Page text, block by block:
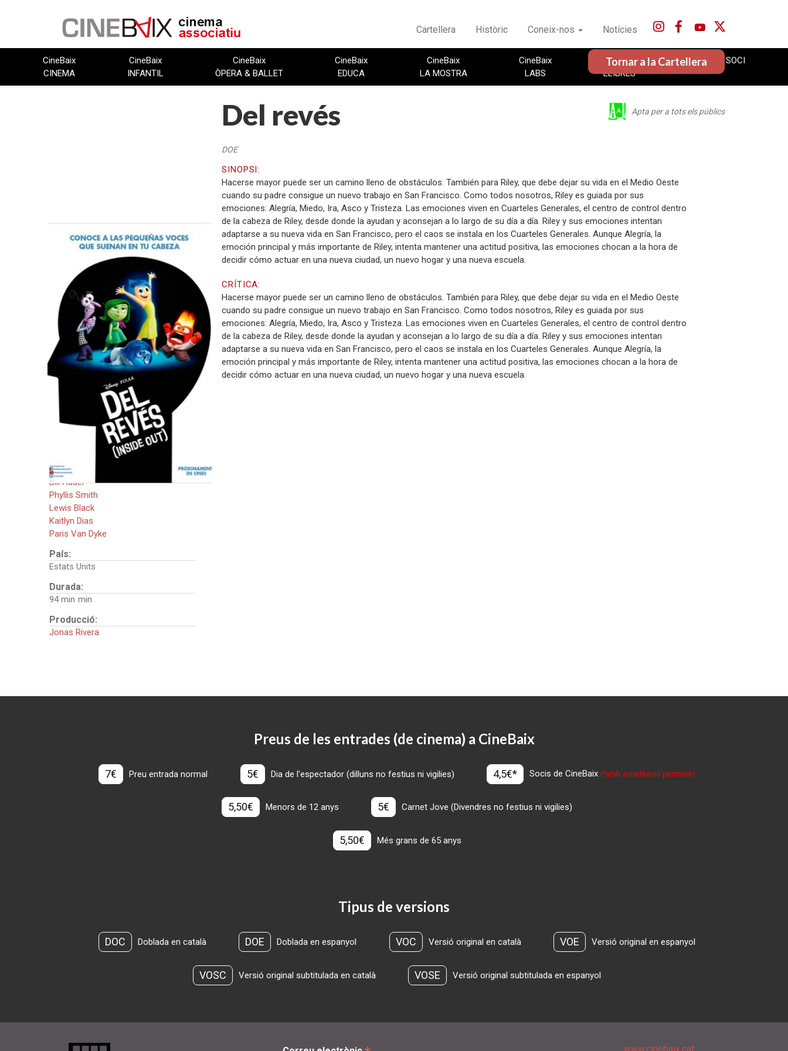
Cartellera Històric Coneix-nos Notícies
CineBaix
CINEMA
CineBaix
INFANTIL
CineBaix
ÒPERA & BALLET
CineBaix
EDUCA
CineBaix
LA MOSTRA
CineBaix
LABS
CineBaix
LLIBRES
FES-TE'N SOCI
Del revés
Tornar a la Cartellera
DOE
Apta per a tots els públics
FITXA TÈCNICA
Descarrega la fitxa en PDF
Descarrega la fitxa en PDF
Direcció:
Pete Docter
Ronaldo Del Carmen
Guió:
Meg LeFauve
Mindy Kaling
Bill Hader
Phyllis Smith
Lewis Black
Kaitlyn Dias
Paris Van Dyke
País:
Estats Units
Durada:
94 min
Producció:
Jonas Rivera
SINOPSI:
Hacerse mayor puede ser un camino lleno de obstáculos. También para Riley, que debe dejar su vida en el Medio Oeste
cuando su padre consigue un nuevo trabajo en San Francisco. Como todos nosotros, Riley es guiada por sus
emociones: Alegría, Miedo, Ira, Asco y Tristeza. Las emociones viven en Cuarteles Generales, el centro de control dentro
de la cabeza de Riley, desde donde la ayudan y aconsejan a lo largo de su día a día. Riley y sus emociones intentan
adaptarse a su nueva vida en San Francisco, pero el caos se instala en los Cuarteles Generales. Aunque Alegría, la
emoción principal y más importante de Riley, intenta mantener una actitud positiva, las emociones chocan a la hora de
decidir cómo actuar en una nueva ciudad, un nuevo hogar y una nueva escuela.
CRÍTICA:
Hacerse mayor puede ser un camino lleno de obstáculos. También para Riley, que debe dejar su vida en el Medio Oeste
cuando su padre consigue un nuevo trabajo en San Francisco. Como todos nosotros, Riley es guiada por sus
emociones: Alegría, Miedo, Ira, Asco y Tristeza. Las emociones viven en Cuarteles Generales, el centro de control dentro
de la cabeza de Riley, desde donde la ayudan y aconsejan a lo largo de su día a día. Riley y sus emociones intentan
adaptarse a su nueva vida en San Francisco, pero el caos se instala en los Cuarteles Generales. Aunque Alegría, la
emoción principal y más importante de Riley, intenta mantener una actitud positiva, las emociones chocan a la hora de
decidir cómo actuar en una nueva ciudad, un nuevo hogar y una nueva escuela.
Preus de les entrades (de cinema) a CineBaix
7€ Preu entrada normal 5€ Dia de l'espectador (dilluns no festius ni vigilies) 4,5€* Socis de CineBaix(*amb acreditació pertinent)
5,50€ Menors de 12 anys 5€ Carnet Jove (Divendres no festius ni vigilies)
5,50€ Més grans de 65 anys
Tipus de versions
DOC Doblada en català DOE Doblada en espanyol VOC Versió original en català VOE Versió original en espanyol
VOSC Versió original subtitulada en català VOSE Versió original subtitulada en espanyol
www.cinebaix.cat